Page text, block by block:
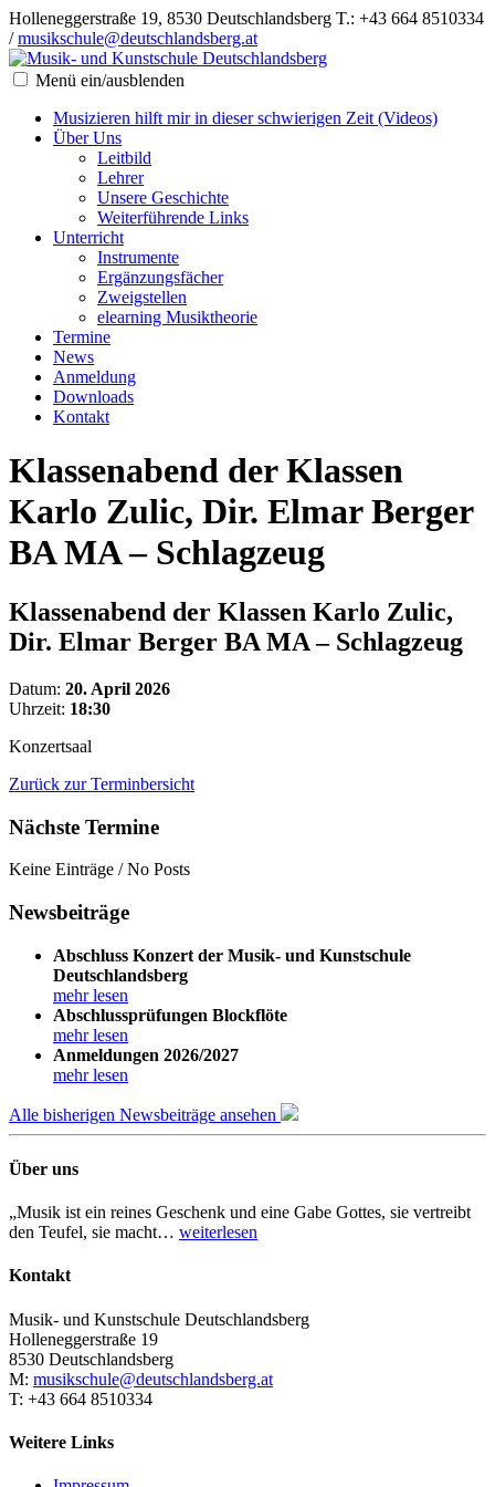
Holleneggerstraße 19, 8530 Deutschlandsberg T.: +43 664 8510334
/musikschule@deutschlandsberg.at
Menü ein/ausblenden
Musizieren hilft mir in dieser schwierigen Zeit (Videos)
Über Uns
Leitbild
Lehrer
Unsere Geschichte
Weiterführende Links
Unterricht
Instrumente
Ergänzungsfächer
Zweigstellen
elearning Musiktheorie
Termine
News
Anmeldung
Downloads
Kontakt
Klassenabend der Klassen
Karlo Zulic, Dir. Elmar Berger
BA MA – Schlagzeug
Klassenabend der Klassen Karlo Zulic,
Dir. Elmar Berger BA MA – Schlagzeug
Datum: 20. April 2026
Uhrzeit: 18:30
Konzertsaal
Zurück zur Terminbersicht
Nächste Termine
Keine Einträge / No Posts
Newsbeiträge
Abschluss Konzert der Musik- und Kunstschule
Deutschlandsberg
mehr lesen
Abschlussprüfungen Blockflöte
mehr lesen
Anmeldungen 2026/2027
mehr lesen
Alle bisherigen Newsbeiträge ansehen
Über uns
„Musik ist ein reines Geschenk und eine Gabe Gottes, sie vertreibt
den Teufel, sie macht… weiterlesen
Kontakt
Musik- und Kunstschule Deutschlandsberg
Holleneggerstraße 19
8530 Deutschlandsberg
M: musikschule@deutschlandsberg.at
T: +43 664 8510334
Weitere Links